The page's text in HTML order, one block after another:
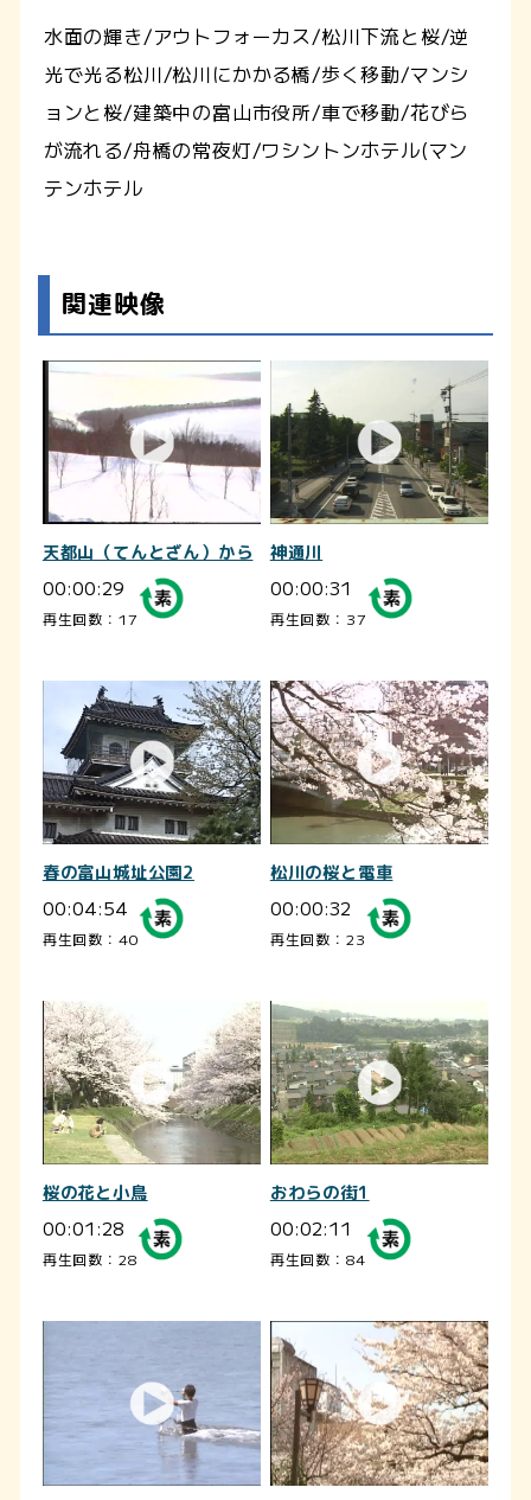
水面の輝き/アウトフォーカス/松川下流と桜/逆
光で光る松川/松川にかかる橋/歩く移動/マンシ
ョンと桜/建築中の富山市役所/車で移動/花びら
が流れる/舟橋の常夜灯/ワシントンホテル(マン
テンホテル
関連映像
天都山（てんとざん）から
00:00:29
再生回数：17
神通川
00:00:31
再生回数：37
春の富山城址公園2
00:04:54
再生回数：40
松川の桜と電車
00:00:32
再生回数：23
桜の花と小鳥
00:01:28
再生回数：28
おわらの街1
00:02:11
再生回数：84